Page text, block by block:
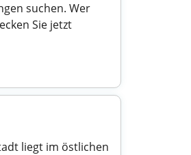
suchen. Wer
Sie jetzt
liegt im östlichen